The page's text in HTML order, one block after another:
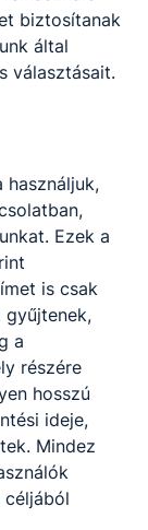
biztosítanak
által
választásait.
Ezek a
is csak
a
részére
hosszú
ideje,
Mindez